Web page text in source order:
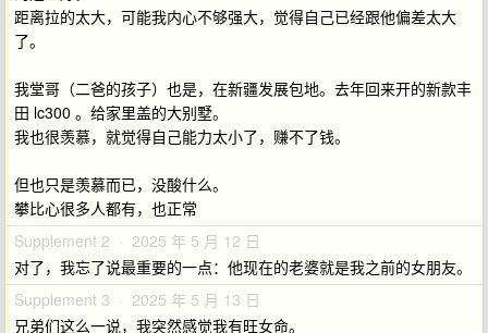
距离拉的太大，可能我内心不够强大，觉得自己已经跟他偏差太大
了。
我堂哥（二爸的孩子）也是，在新疆发展包地。去年回来开的新款丰
田 lc300 。给家里盖的大别墅。
我也很羡慕，就觉得自己能力太小了，赚不了钱。
但也只是羡慕而已，没酸什么。
攀比心很多人都有，也正常
Supplement 2 · 2025 年 5 月 12 日
对了，我忘了说最重要的一点：他现在的老婆就是我之前的女朋友。
Supplement 3 · 2025 年 5 月 13 日
兄弟们这么一说，我突然感觉我有旺女命。